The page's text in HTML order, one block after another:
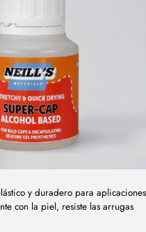
y duradero para aplicaciones
con la piel, resiste las arrugas